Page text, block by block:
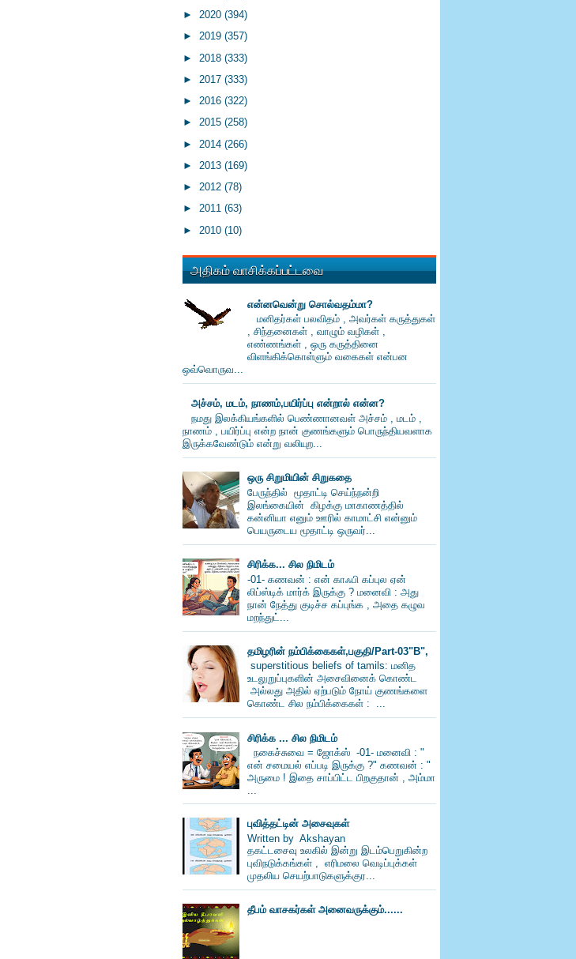
► 2020 (394)
► 2019 (357)
► 2018 (333)
► 2017 (333)
► 2016 (322)
► 2015 (258)
► 2014 (266)
► 2013 (169)
► 2012 (78)
► 2011 (63)
► 2010 (10)
அதிகம் வாசிக்கப்பட்டவை
என்னவென்று சொல்வதம்மா?
மனிதர்கள் பலவிதம் , அவர்கள் கருத்துகள்
, சிந்தனைகள் , வாழும் வழிகள் ,
எண்ணங்கள் , ஒரு கருத்தினை
விளங்கிக்கொள்ளும் வகைகள் என்பன
ஒவ்வொருவ...
அச்சம், மடம், நாணம்,பயிர்ப்பு என்றால் என்ன?
நமது இலக்கியங்களில் பெண்ணானவள் அச்சம் , மடம் ,
நாணம் , பயிர்ப்பு என்ற நான் குணங்களும் பொருந்தியவளாக
இருக்கவேண்டும் என்று வலியுற...
ஒரு சிறுமியின் சிறுகதை
பேருந்தில் மூதாட்டி செய்ந்நன்றி
இலங்கையின் கிழக்கு மாகாணத்தில்
கன்னியா எனும் ஊரில் காமாட்சி என்னும்
பெயருடைய மூதாட்டி ஒருவர்...
சிரிக்க... சில நிமிடம்
-01- கணவன் : என் காஃபி கப்புல ஏன்
லிப்ஸ்டிக் மார்க் இருக்கு ? மனைவி : அது
நான் நேத்து குடிச்ச கப்புங்க , அதை கழுவ
மறந்துட்...
தமிழரின் நம்பிக்கைகள்,பகுதி/Part-03"B",
superstitious beliefs of tamils: மனித
உடலுறுப்புகளின் அசைவினைக் கொண்ட
அல்லது அதில் ஏற்படும் நோய் குணங்களை
கொண்ட சில நம்பிக்கைகள் : ...
சிரிக்க ... சில நிமிடம்
நகைச்சுவை = ஜோக்ஸ் -01- மனைவி : "
என் சமையல் எப்படி இருக்கு ?" கணவன் : "
அருமை ! இதை சாப்பிட்ட பிறகுதான் , அம்மா
...
புவித்தட்டின் அசைவுகள்
Written by Akshayan
தகட்டசைவு உலகில் இன்று இடம்பெறுகின்ற
புவிநடுக்கங்கள் , எரிமலை வெடிப்புக்கள்
முதலிய செயற்பாடுகளுக்குர...
தீபம் வாசகர்கள் அனைவருக்கும்......